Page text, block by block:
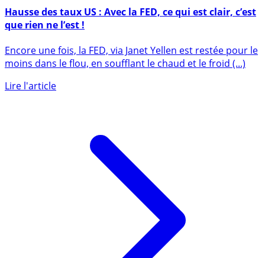
29 août 2016
Hausse des taux US : Avec la FED, ce qui est clair, c’est
que rien ne l’est !
moins dans le flou, en soufflant le chaud et le froid (...)